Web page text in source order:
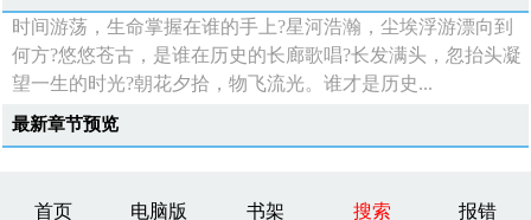
时间游荡，生命掌握在谁的手上?星河浩瀚，尘埃浮游漂向到
何方?悠悠苍古，是谁在历史的长廊歌唱?长发满头，忽抬头凝
望一生的时光?朝花夕拾，物飞流光。谁才是历史...
最新章节预览
首页 电脑版 书架 搜索 报错